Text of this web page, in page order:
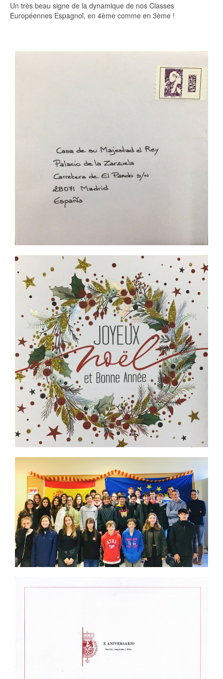
Un très beau signe de la dynamique de nos Classes
Européennes Espagnol, en 4ème comme en 3ème !